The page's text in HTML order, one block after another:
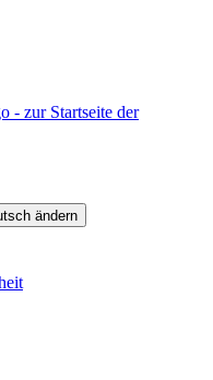
- zur Startseite der
ändern